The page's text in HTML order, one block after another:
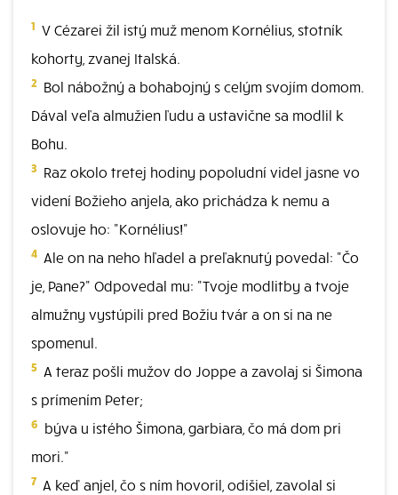
1 V Cézarei žil istý muž menom Kornélius, stotník
kohorty, zvanej Italská.
2 Bol nábožný a bohabojný s celým svojím domom.
Dával veľa almužien ľudu a ustavične sa modlil k
Bohu.
3 Raz okolo tretej hodiny popoludní videl jasne vo
videní Božieho anjela, ako prichádza k nemu a
oslovuje ho: "Kornélius!"
4 Ale on na neho hľadel a preľaknutý povedal: "Čo
je, Pane?" Odpovedal mu: "Tvoje modlitby a tvoje
almužny vystúpili pred Božiu tvár a on si na ne
spomenul.
5 A teraz pošli mužov do Joppe a zavolaj si Šimona
s prímením Peter;
6 býva u istého Šimona, garbiara, čo má dom pri
mori."
7 A keď anjel, čo s ním hovoril, odišiel, zavolal si